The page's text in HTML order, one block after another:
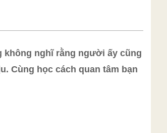
không nghĩ rằng người ấy cũng
Cùng học cách quan tâm bạn